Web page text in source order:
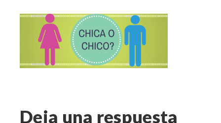
Deja una respuesta